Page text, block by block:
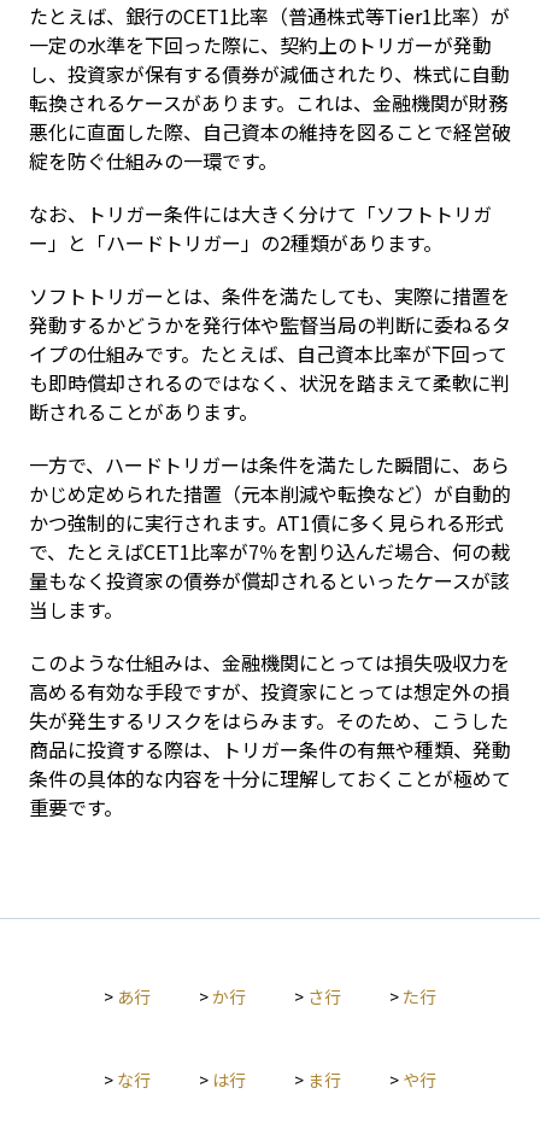
たとえば、銀行のCET1比率（普通株式等Tier1比率）が
一定の水準を下回った際に、契約上のトリガーが発動
し、投資家が保有する債券が減価されたり、株式に自動
転換されるケースがあります。これは、金融機関が財務
悪化に直面した際、自己資本の維持を図ることで経営破
綻を防ぐ仕組みの一環です。
なお、トリガー条件には大きく分けて「ソフトトリガ
ー」と「ハードトリガー」の2種類があります。
ソフトトリガーとは、条件を満たしても、実際に措置を
発動するかどうかを発行体や監督当局の判断に委ねるタ
イプの仕組みです。たとえば、自己資本比率が下回って
も即時償却されるのではなく、状況を踏まえて柔軟に判
断されることがあります。
一方で、ハードトリガーは条件を満たした瞬間に、あら
かじめ定められた措置（元本削減や転換など）が自動的
かつ強制的に実行されます。AT1債に多く見られる形式
で、たとえばCET1比率が7％を割り込んだ場合、何の裁
量もなく投資家の債券が償却されるといったケースが該
当します。
このような仕組みは、金融機関にとっては損失吸収力を
高める有効な手段ですが、投資家にとっては想定外の損
失が発生するリスクをはらみます。そのため、こうした
商品に投資する際は、トリガー条件の有無や種類、発動
条件の具体的な内容を十分に理解しておくことが極めて
重要です。
> あ行 >か行 > さ行 > た行
> な行 > は行 > ま行 > や行